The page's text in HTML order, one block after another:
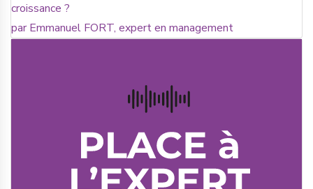
croissance ?
par Emmanuel FORT, expert en management